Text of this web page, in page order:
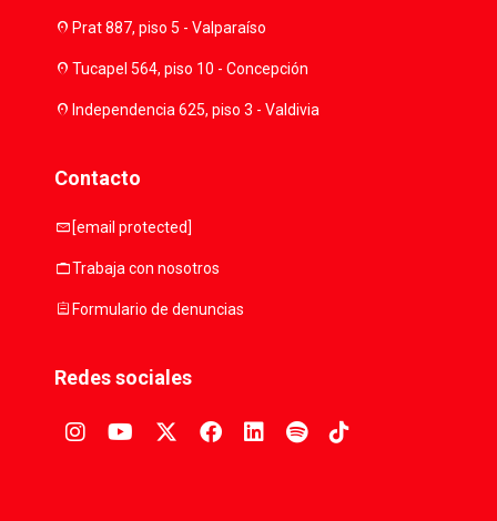
location_onPrat 887, piso 5 - Valparaíso
location_onTucapel 564, piso 10 - Concepción
location_onIndependencia 625, piso 3 - Valdivia
Contacto
mail [email protected]
workTrabaja con nosotros
assignmentFormulario de denuncias
Redes sociales